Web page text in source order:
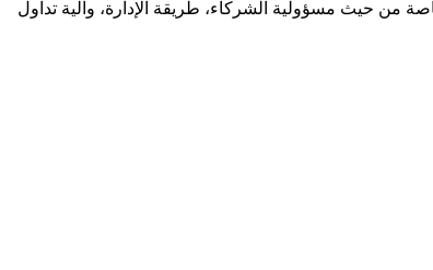
من حيث مسؤولية الشركاء، طريقة الإدارة، وآلية تداول